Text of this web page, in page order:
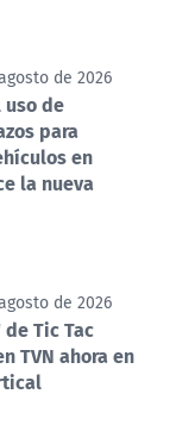
de 2026
de
para
en
la nueva
de 2026
Tic Tac
TVN ahora en